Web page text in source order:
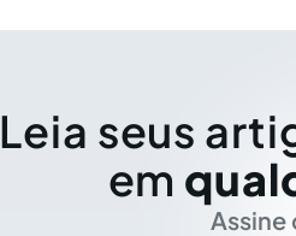
Leia seus
em
Assine